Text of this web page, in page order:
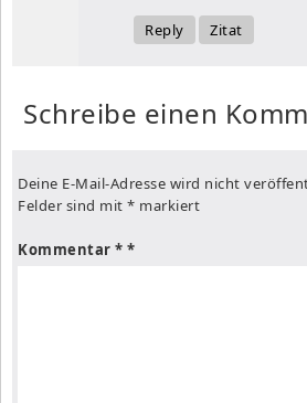
Reply Zitat
Schreibe einen
Deine E-Mail-Adresse wird nicht
Felder sind mit * markiert
Kommentar *